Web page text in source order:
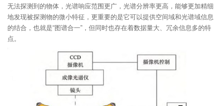
无法探测到的物体，光谱响应范围更广，光谱分辨率更高，能够更加精细
地发现被探测物的微小特征，更重要的是它可以提供空间域和光谱域信息
的结合，也就是“图谱合一”，但同时也存在着数据量大、冗余信息多的特
点。